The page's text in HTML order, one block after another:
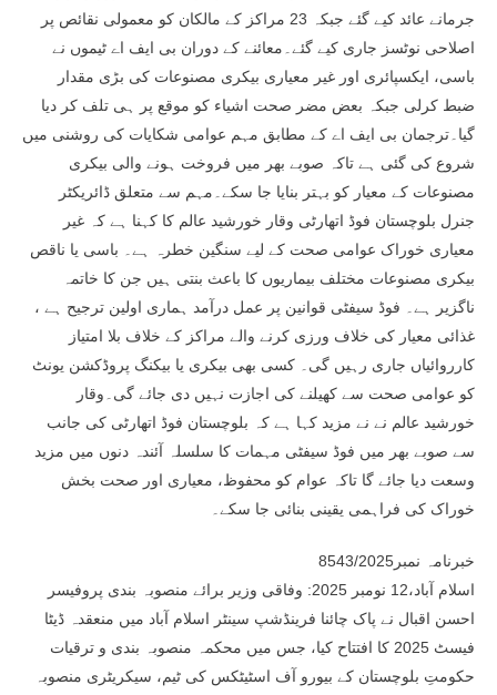
جرمانے عائد کیے گئے جبکہ 23 مراکز کے مالکان کو معمولی نقائص پر
اصلاحی نوٹسز جاری کیے گئے۔معائنے کے دوران بی ایف اے ٹیموں نے
باسی، ایکسپائری اور غیر معیاری بیکری مصنوعات کی بڑی مقدار
ضبط کرلی جبکہ بعض مضر صحت اشیاء کو موقع پر ہی تلف کر دیا
گیا۔ترجمان بی ایف اے کے مطابق مہم عوامی شکایات کی روشنی میں
شروع کی گئی ہے تاکہ صوبے بھر میں فروخت ہونے والی بیکری
مصنوعات کے معیار کو بہتر بنایا جا سکے۔مہم سے متعلق ڈائریکٹر
جنرل بلوچستان فوڈ اتھارٹی وقار خورشید عالم کا کہنا ہے کہ غیر
معیاری خوراک عوامی صحت کے لیے سنگین خطرہ ہے۔ باسی یا ناقص
بیکری مصنوعات مختلف بیماریوں کا باعث بنتی ہیں جن کا خاتمہ
ناگزیر ہے۔ فوڈ سیفٹی قوانین پر عمل درآمد ہماری اولین ترجیح ہے ،
غذائی معیار کی خلاف ورزی کرنے والے مراکز کے خلاف بلا امتیاز
کارروائیاں جاری رہیں گی۔ کسی بھی بیکری یا بیکنگ پروڈکشن یونٹ
کو عوامی صحت سے کھیلنے کی اجازت نہیں دی جائے گی۔وقار
خورشید عالم نے نے مزید کہا ہے کہ بلوچستان فوڈ اتھارٹی کی جانب
سے صوبے بھر میں فوڈ سیفٹی مہمات کا سلسلہ آئندہ دنوں میں مزید
وسعت دیا جائے گا تاکہ عوام کو محفوظ، معیاری اور صحت بخش
خوراک کی فراہمی یقینی بنائی جا سکے۔
خبرنامہ نمبر8543/2025
اسلام آباد،12 نومبر 2025: وفاقی وزیر برائے منصوبہ بندی پروفیسر
احسن اقبال نے پاک چائنا فرینڈشپ سینٹر اسلام آباد میں منعقدہ ڈیٹا
فیسٹ 2025 کا افتتاح کیا، جس میں محکمہ منصوبہ بندی و ترقیات
حکومتِ بلوچستان کے بیورو آف اسٹیٹکس کی ٹیم، سیکریٹری منصوبہ